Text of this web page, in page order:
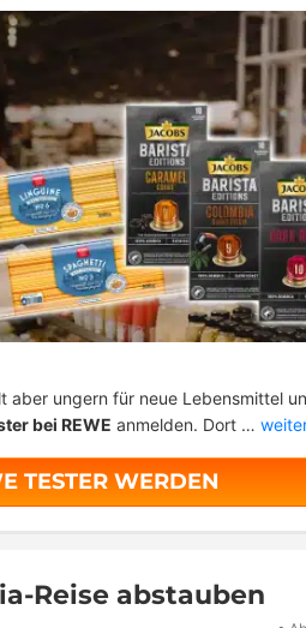
aber ungern für neue Lebensmittel
bei REWE anmelden. Dort …
TESTER WERDEN
Reise abstauben